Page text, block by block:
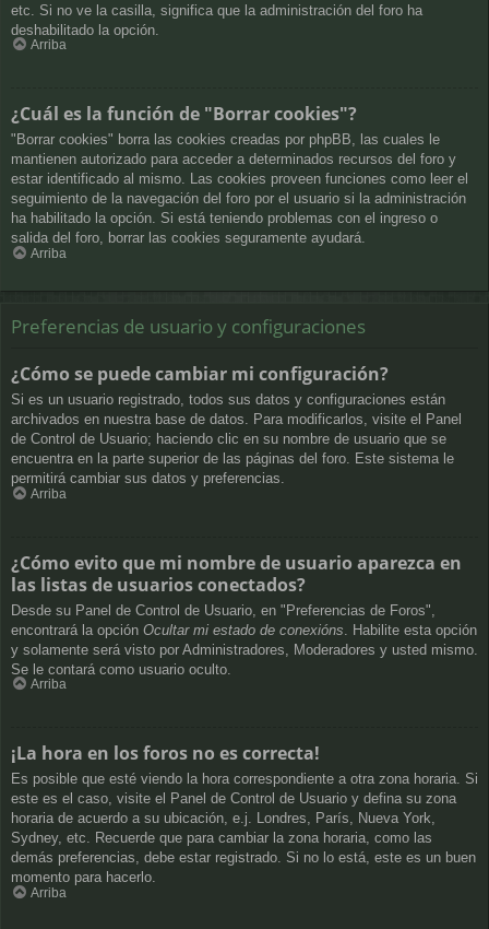
etc. Si no ve la casilla, significa que la administración del foro ha
deshabilitado la opción.
Arriba
¿Cuál es la función de "Borrar cookies"?
"Borrar cookies" borra las cookies creadas por phpBB, las cuales le
mantienen autorizado para acceder a determinados recursos del foro y
estar identificado al mismo. Las cookies proveen funciones como leer el
seguimiento de la navegación del foro por el usuario si la administración
ha habilitado la opción. Si está teniendo problemas con el ingreso o
salida del foro, borrar las cookies seguramente ayudará.
Arriba
Preferencias de usuario y configuraciones
¿Cómo se puede cambiar mi configuración?
Si es un usuario registrado, todos sus datos y configuraciones están
archivados en nuestra base de datos. Para modificarlos, visite el Panel
de Control de Usuario; haciendo clic en su nombre de usuario que se
encuentra en la parte superior de las páginas del foro. Este sistema le
permitirá cambiar sus datos y preferencias.
Arriba
¿Cómo evito que mi nombre de usuario aparezca en
las listas de usuarios conectados?
Desde su Panel de Control de Usuario, en "Preferencias de Foros",
encontrará la opción Ocultar mi estado de conexións . Habilite esta opción
y solamente será visto por Administradores, Moderadores y usted mismo.
Se le contará como usuario oculto.
Arriba
¡La hora en los foros no es correcta!
Es posible que esté viendo la hora correspondiente a otra zona horaria. Si
este es el caso, visite el Panel de Control de Usuario y defina su zona
horaria de acuerdo a su ubicación, e.j. Londres, París, Nueva York,
Sydney, etc. Recuerde que para cambiar la zona horaria, como las
demás preferencias, debe estar registrado. Si no lo está, este es un buen
momento para hacerlo.
Arriba